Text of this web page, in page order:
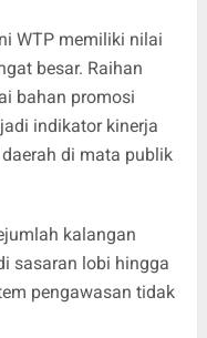
WTP memiliki nilai
besar. Raihan
bahan promosi
indikator kinerja
di mata publik
kalangan
sasaran lobi hingga
pengawasan tidak